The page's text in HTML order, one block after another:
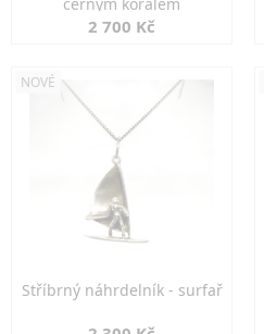
2 700 Kč
NOVÉ
Stříbrný náhrdelník - surfař